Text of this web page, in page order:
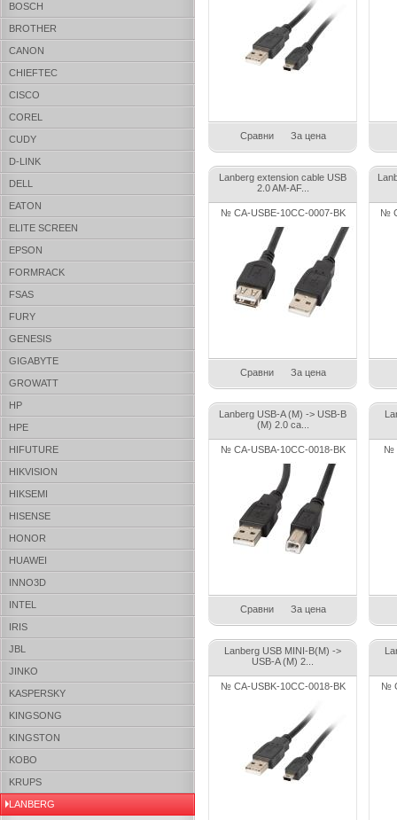
BOSCH
BROTHER
CANON
CHIEFTEC
CISCO
COREL
CUDY
D-LINK
DELL
EATON
ELITE SCREEN
EPSON
FORMRACK
FSAS
FURY
GENESIS
GIGABYTE
GROWATT
HP
HPE
HIFUTURE
HIKVISION
HIKSEMI
HISENSE
HONOR
HUAWEI
INNO3D
INTEL
IRIS
JBL
JINKO
KASPERSKY
KINGSONG
KINGSTON
KOBO
KRUPS
LANBERG
Сравни За цена
Lanberg extension cable USB
2.0 AM-AF...
№ CA-USBE-10CC-0007-BK
Сравни За цена
№
Lanberg USB-A (M) -> USB-B
(M) 2.0 ca...
№ CA-USBA-10CC-0018-BK
Сравни За цена
№
Lanberg USB MINI-B(M) ->
USB-A (M) 2...
№ CA-USBK-10CC-0018-BK №